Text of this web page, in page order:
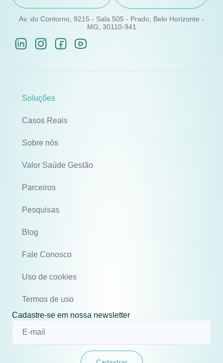
Av. do Contorno, 9215 - Sala 505 - Prado, Belo Horizonte -
MG, 30110-941
Soluções
Casos Reais
Sobre nós
Valor Saúde Gestão
Parceiros
Pesquisas
Blog
Fale Conosco
Uso de cookies
Termos de uso
Cadastre-se em nossa newsletter